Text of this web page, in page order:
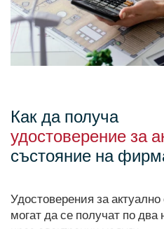
Как да получа
удостоверение за
състояние на
Удостоверения за
могат да се получат по